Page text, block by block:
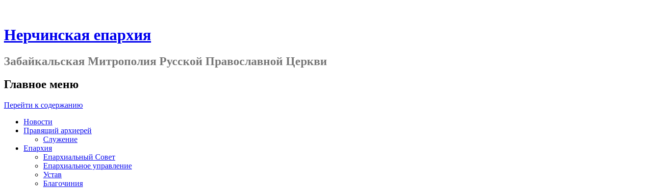
Нерчинская епархия
Забайкальская Митрополия Русской Православной Церкви
Главное меню
Перейти к содержанию
Новости
Правящий архиерей
Служение
Епархия
Епархиальный Совет
Епархиальное управление
Устав
Благочиния